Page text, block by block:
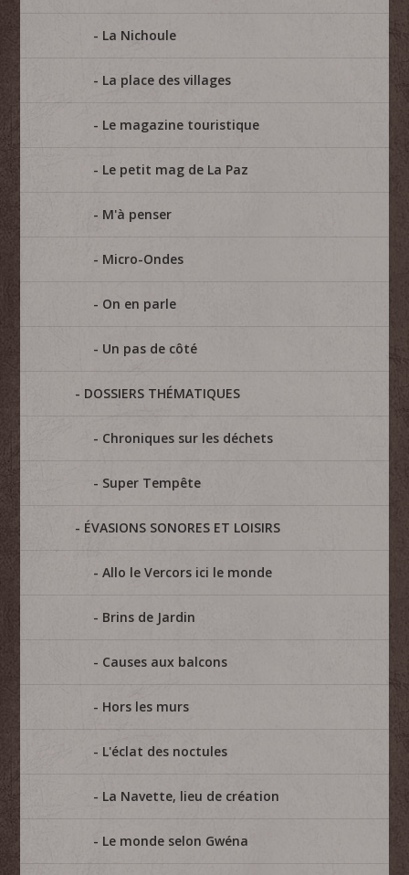
La Nichoule
La place des villages
Le magazine touristique
Le petit mag de La Paz
M'à penser
Micro-Ondes
On en parle
Un pas de côté
DOSSIERS THÉMATIQUES
Chroniques sur les déchets
Super Tempête
ÉVASIONS SONORES ET LOISIRS
Allo le Vercors ici le monde
Brins de Jardin
Causes aux balcons
Hors les murs
L'éclat des noctules
La Navette, lieu de création
Le monde selon Gwéna